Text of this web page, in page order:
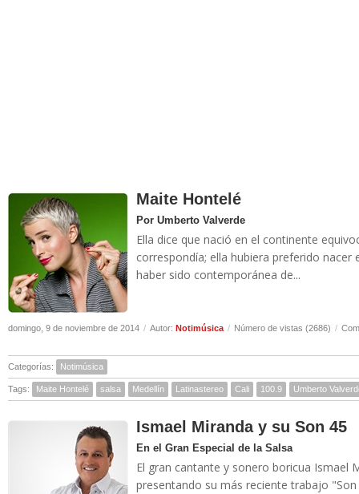
Maite Hontelé
Por Umberto Valverde
Ella dice que nació en el continente
correspondía; ella hubiera preferido nacer
haber sido contemporánea de...
domingo, 9 de noviembre de 2014 / Autor: Notimúsica / Número de vistas (2686) /
Categorías: Notimúsica
Tags: Maite Hontelé salsa Medellín Latinastereo Cali 100.9 Umberto
Ismael Miranda y su Son 45
En el Gran Especial de la Salsa
El gran cantante y sonero boricua Ismael
presentando su más reciente trabajo